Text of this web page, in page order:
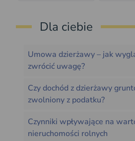
Dla ciebie
Umowa dzierżawy – jak
zwrócić uwagę?
Czy dochód z dzierżawy
zwolniony z podatku?
Czynniki wpływające na
nieruchomości rolnych